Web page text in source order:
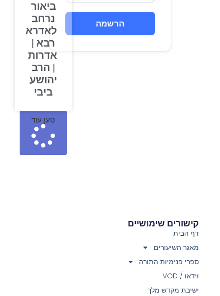
הרשמה
ביאור
נרחב
לאדרא
רבא |
אדרות
| הרב
יהושע
ביבי
טען עוד
קישורים שימושיים
דף הבית
מאגר השיעורים
ספרי פנימיות התורה
וידאו / VOD
ישיבת מקדש מלך